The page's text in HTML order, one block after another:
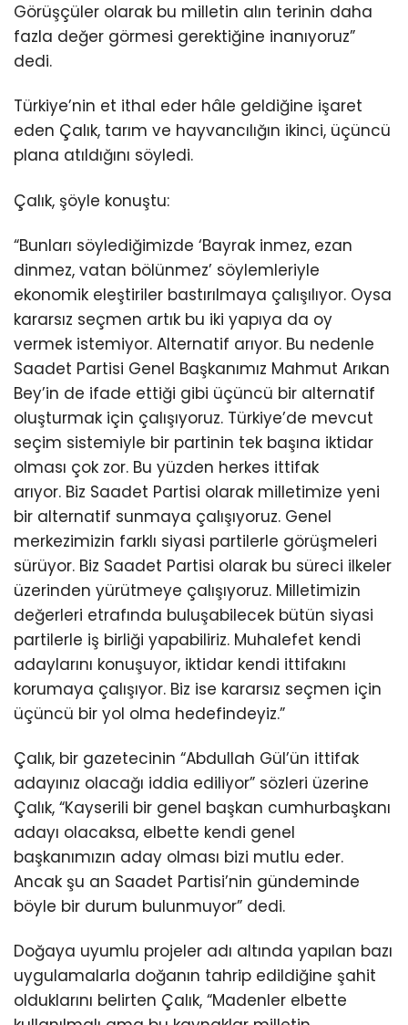
Görüşçüler olarak bu milletin alın terinin daha
fazla değer görmesi gerektiğine inanıyoruz”
dedi.
Türkiye’nin et ithal eder hâle geldiğine işaret
eden Çalık, tarım ve hayvancılığın ikinci, üçüncü
plana atıldığını söyledi.
Çalık, şöyle konuştu:
“Bunları söylediğimizde ‘Bayrak inmez, ezan
dinmez, vatan bölünmez’ söylemleriyle
ekonomik eleştiriler bastırılmaya çalışılıyor. Oysa
kararsız seçmen artık bu iki yapıya da oy
vermek istemiyor. Alternatif arıyor. Bu nedenle
Saadet Partisi Genel Başkanımız Mahmut Arıkan
Bey’in de ifade ettiği gibi üçüncü bir alternatif
oluşturmak için çalışıyoruz. Türkiye’de mevcut
seçim sistemiyle bir partinin tek başına iktidar
olması çok zor. Bu yüzden herkes ittifak
arıyor. Biz Saadet Partisi olarak milletimize yeni
bir alternatif sunmaya çalışıyoruz. Genel
merkezimizin farklı siyasi partilerle görüşmeleri
sürüyor. Biz Saadet Partisi olarak bu süreci ilkeler
üzerinden yürütmeye çalışıyoruz. Milletimizin
değerleri etrafında buluşabilecek bütün siyasi
partilerle iş birliği yapabiliriz. Muhalefet kendi
adaylarını konuşuyor, iktidar kendi ittifakını
korumaya çalışıyor. Biz ise kararsız seçmen için
üçüncü bir yol olma hedefindeyiz.”
Çalık, bir gazetecinin “Abdullah Gül’ün ittifak
adayınız olacağı iddia ediliyor” sözleri üzerine
Çalık, “Kayserili bir genel başkan cumhurbaşkanı
adayı olacaksa, elbette kendi genel
başkanımızın aday olması bizi mutlu eder.
Ancak şu an Saadet Partisi’nin gündeminde
böyle bir durum bulunmuyor” dedi.
Doğaya uyumlu projeler adı altında yapılan bazı
uygulamalarla doğanın tahrip edildiğine şahit
olduklarını belirten Çalık, “Madenler elbette